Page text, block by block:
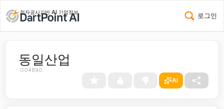
전자공시기반 AI 기업정보 로그인
동일산업
004890
AI